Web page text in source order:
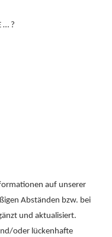
… ?
auf unserer
Abständen bzw. bei
und aktualisiert.
oder lückenhafte